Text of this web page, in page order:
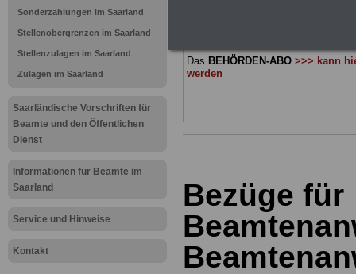
Sonderzahlungen im Saarland
Stellenobergrenzen im Saarland
Stellenzulagen im Saarland
Zulagen im Saarland
Saarländische Vorschriften für
Beamte und den Öffentlichen
Dienst
Informationen für Beamte im
Saarland
Service und Hinweise
Kontakt
Das BEHÖRDEN-ABO >>> kann
werden
Bezüge für